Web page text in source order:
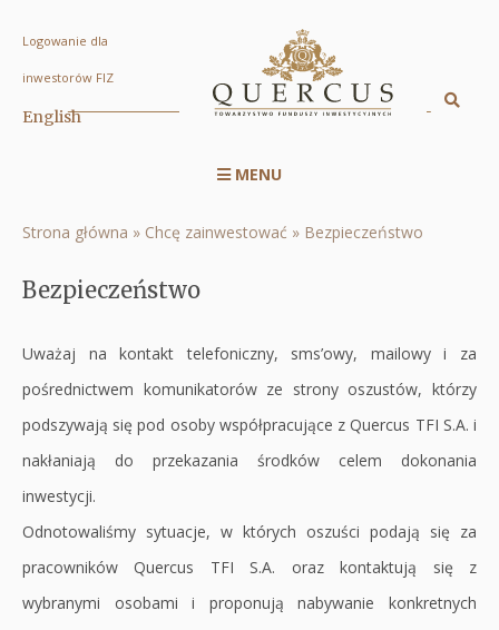
Bezpieczeństwo
Quercus
Logowanie dla
inwestorów FIZ
English
serwisu
MENU
Ścieżka
nawigacyjna
Strona główna Chcę zainwestować Bezpieczeństwo
Bezpieczeństwo
Uważaj na kontakt telefoniczny, sms’owy, mailowy i za
pośrednictwem komunikatorów ze strony oszustów, którzy
podszywają się pod osoby współpracujące z Quercus TFI S.A. i
nakłaniają do przekazania środków celem dokonania
inwestycji.
Odnotowaliśmy sytuacje, w których oszuści podają się za
pracowników Quercus TFI S.A. oraz kontaktują się z
wybranymi osobami i proponują nabywanie konkretnych